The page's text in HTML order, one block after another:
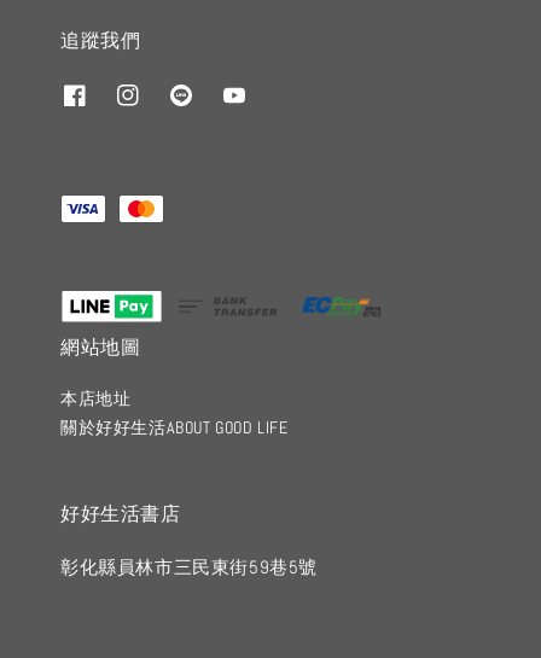
追蹤我們
網站地圖
本店地址
關於好好生活ABOUT GOOD LIFE
好好生活書店
彰化縣員林市三民東街59巷5號